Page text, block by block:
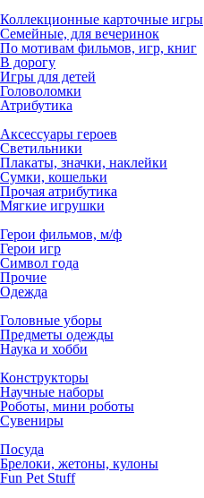
Коллекционные карточные игры
Семейные, для вечеринок
По мотивам фильмов, игр, книг
В дорогу
Игры для детей
Головоломки
Атрибутика
Аксессуары героев
Светильники
Плакаты, значки, наклейки
Сумки, кошельки
Прочая атрибутика
Мягкие игрушки
Герои фильмов, м/ф
Герои игр
Символ года
Прочие
Одежда
Головные уборы
Предметы одежды
Наука и хобби
Конструкторы
Научные наборы
Роботы, мини роботы
Сувениры
Посуда
Брелоки, жетоны, кулоны
Fun Pet Stuff